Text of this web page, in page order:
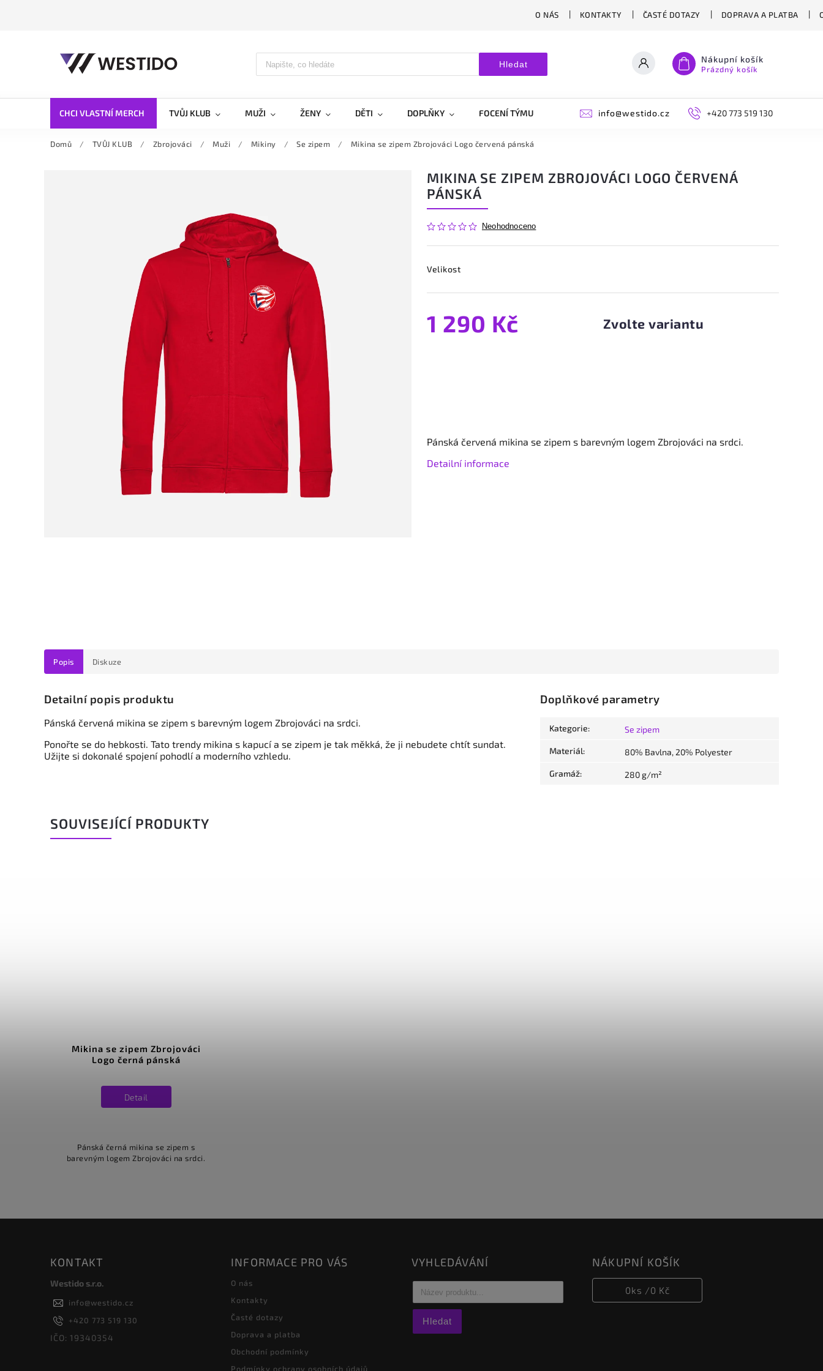
O NÁS KONTAKTY ČASTÉ DOTAZY DOPRAVA A PLATBA
Hledat Nákupní košík
Prázdný košík
CHCI VLASTNÍ MERCH TVŮJ KLUB MUŽI ŽENY DĚTI DOPLŇKY FOCENÍ TÝMU +420 773 519 130
info@westido.cz
Domů / TVŮJ KLUB / Zbrojováci / Muži / Mikiny / Se zipem / Mikina se zipem Zbrojováci Logo červená pánská
MIKINA SE ZIPEM ZBROJOVÁCI LOGO ČERVENÁ
PÁNSKÁ
Neohodnoceno
Velikost
1 290 Kč Zvolte variantu
Pánská červená mikina se zipem s barevným logem Zbrojováci na srdci.
Detailní informace
Popis Diskuze
Detailní popis produktu
Pánská červená mikina se zipem s barevným logem Zbrojováci na srdci.
Ponořte se do hebkosti. Tato trendy mikina s kapucí a se zipem je tak měkká, že ji nebudete chtít sundat.
Užijte si dokonalé spojení pohodlí a moderního vzhledu.
Doplňkové parametry
Kategorie: Se zipem
Materiál: 80% Bavlna, 20% Polyester
Gramáž: 280 g/m²
SOUVISEJÍCÍ PRODUKTY
Mikina se zipem Zbrojováci
Logo černá pánská
Detail
Pánská černá mikina se zipem s
barevným logem Zbrojováci na srdci.
KONTAKT
Westido s.r.o.
info@westido.cz
+420 773 519 130
IČO: 19340354
INFORMACE PRO VÁS
O nás
Kontakty
Časté dotazy
Doprava a platba
Obchodní podmínky
Podmínky ochrany osobních údajů
VYHLEDÁVÁNÍ
Hledat
NÁKUPNÍ KOŠÍK
0ks /0 Kč